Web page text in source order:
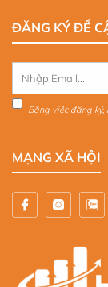
ĐĂNG KÝ ĐỂ
Bằng việc đăng
MẠNG XÃ HỘI